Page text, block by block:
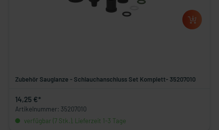
Zubehör Sauglanze - Schlauchanschluss Set Komplett- 35207010
14,25 €*
Artikelnummer: 35207010
verfügbar (7 Stk.), Lieferzeit 1-3 Tage